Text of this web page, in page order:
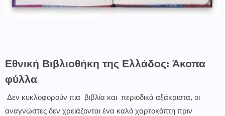
Εθνική Βιβλιοθήκη της Ελλάδος: Άκοπα
φύλλα
Δεν κυκλοφορούν πια βιβλία και περιοδικά αξάκριστα, οι
αναγνώστες δεν χρειάζονται ένα καλό χαρτοκόπτη πριν